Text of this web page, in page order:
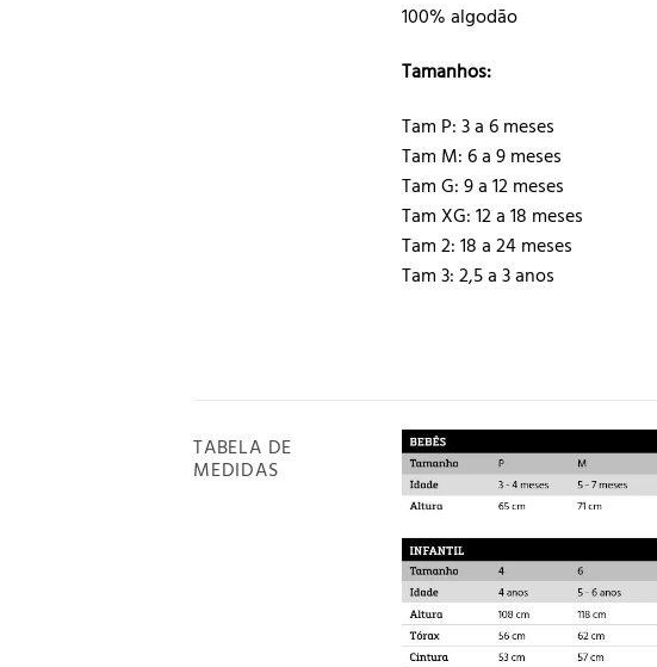
100% algodão
Tamanhos:
Tam P: 3 a 6 meses
Tam M: 6 a 9 meses
Tam G: 9 a 12 meses
Tam XG: 12 a 18 meses
Tam 2: 18 a 24 meses
Tam 3: 2,5 a 3 anos
TABELA DE
MEDIDAS